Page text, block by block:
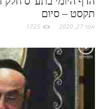
תקסט – סיום
אפר 27, 2020 1725